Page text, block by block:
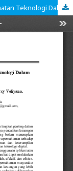
Pemberdayaan Masyarakat Melalui Pemanfaatan Teknologi Dalam Pencatatan Keuangan Sederhana